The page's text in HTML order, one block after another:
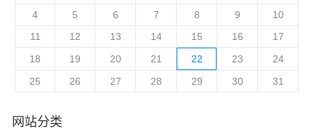
4
5 6 7 8 9
10
11
12 13 14 15 16
17
18
19 20 21 22 23
24
25
26 27 28 29 30 31
网站分类